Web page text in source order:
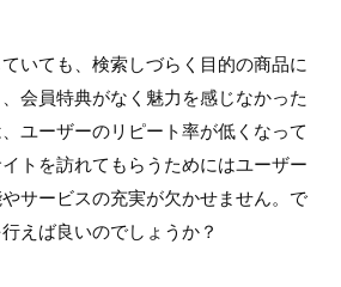
いても、検索しづらく目的の商品に
会員特典がなく魅力を感じなかった
ユーザーのリピート率が低くなって
トを訪れてもらうためにはユーザー
サービスの充実が欠かせません。で
えば良いのでしょうか？